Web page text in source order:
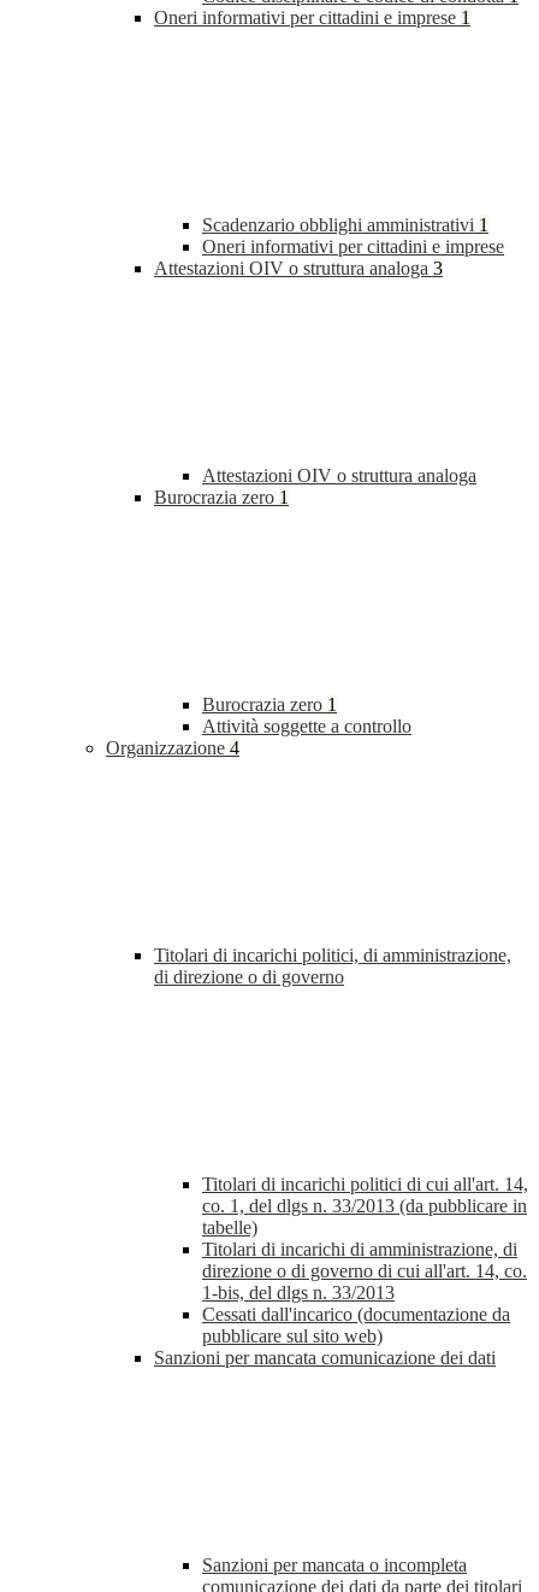
Oneri informativi per cittadini e imprese 1
Scadenzario obblighi amministrativi 1
Oneri informativi per cittadini e imprese
Attestazioni OIV o struttura analoga 3
Attestazioni OIV o struttura analoga
Burocrazia zero 1
Burocrazia zero 1
Attività soggette a controllo
Organizzazione 4
Titolari di incarichi politici, di amministrazione,
di direzione o di governo
Titolari di incarichi politici di cui all'art. 14,
co. 1, del dlgs n. 33/2013 (da pubblicare in
tabelle)
Titolari di incarichi di amministrazione, di
direzione o di governo di cui all'art. 14, co.
1-bis, del dlgs n. 33/2013
Cessati dall'incarico (documentazione da
pubblicare sul sito web)
Sanzioni per mancata comunicazione dei dati
Sanzioni per mancata o incompleta
comunicazione dei dati da parte dei titolari